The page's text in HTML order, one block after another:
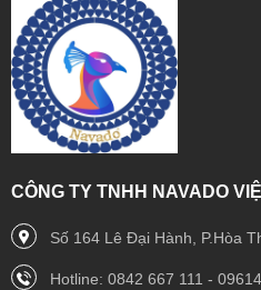
CÔNG TY TNHH NAVADO
Số 164 Lê Đại Hành, P.Hòa
Hotline: 0842 667 111 -